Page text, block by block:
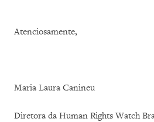
Atenciosamente,
Maria Laura Canineu
Diretora da Human Rights Watch